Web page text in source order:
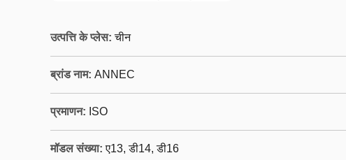
उत्पत्ति के प्लेस: चीन
ब्रांड नाम: ANNEC
प्रमाणन: ISO
मॉडल संख्या: ए13, डी14, डी16